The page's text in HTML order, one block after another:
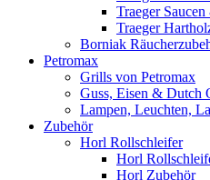
Traeger
Traeger
Borniak
Petromax
Grills von Petromax
Guss, Eisen & Dutch
Lampen, Leuchten,
Zubehör
Horl Rollschleifer
Horl
Horl Zubehör